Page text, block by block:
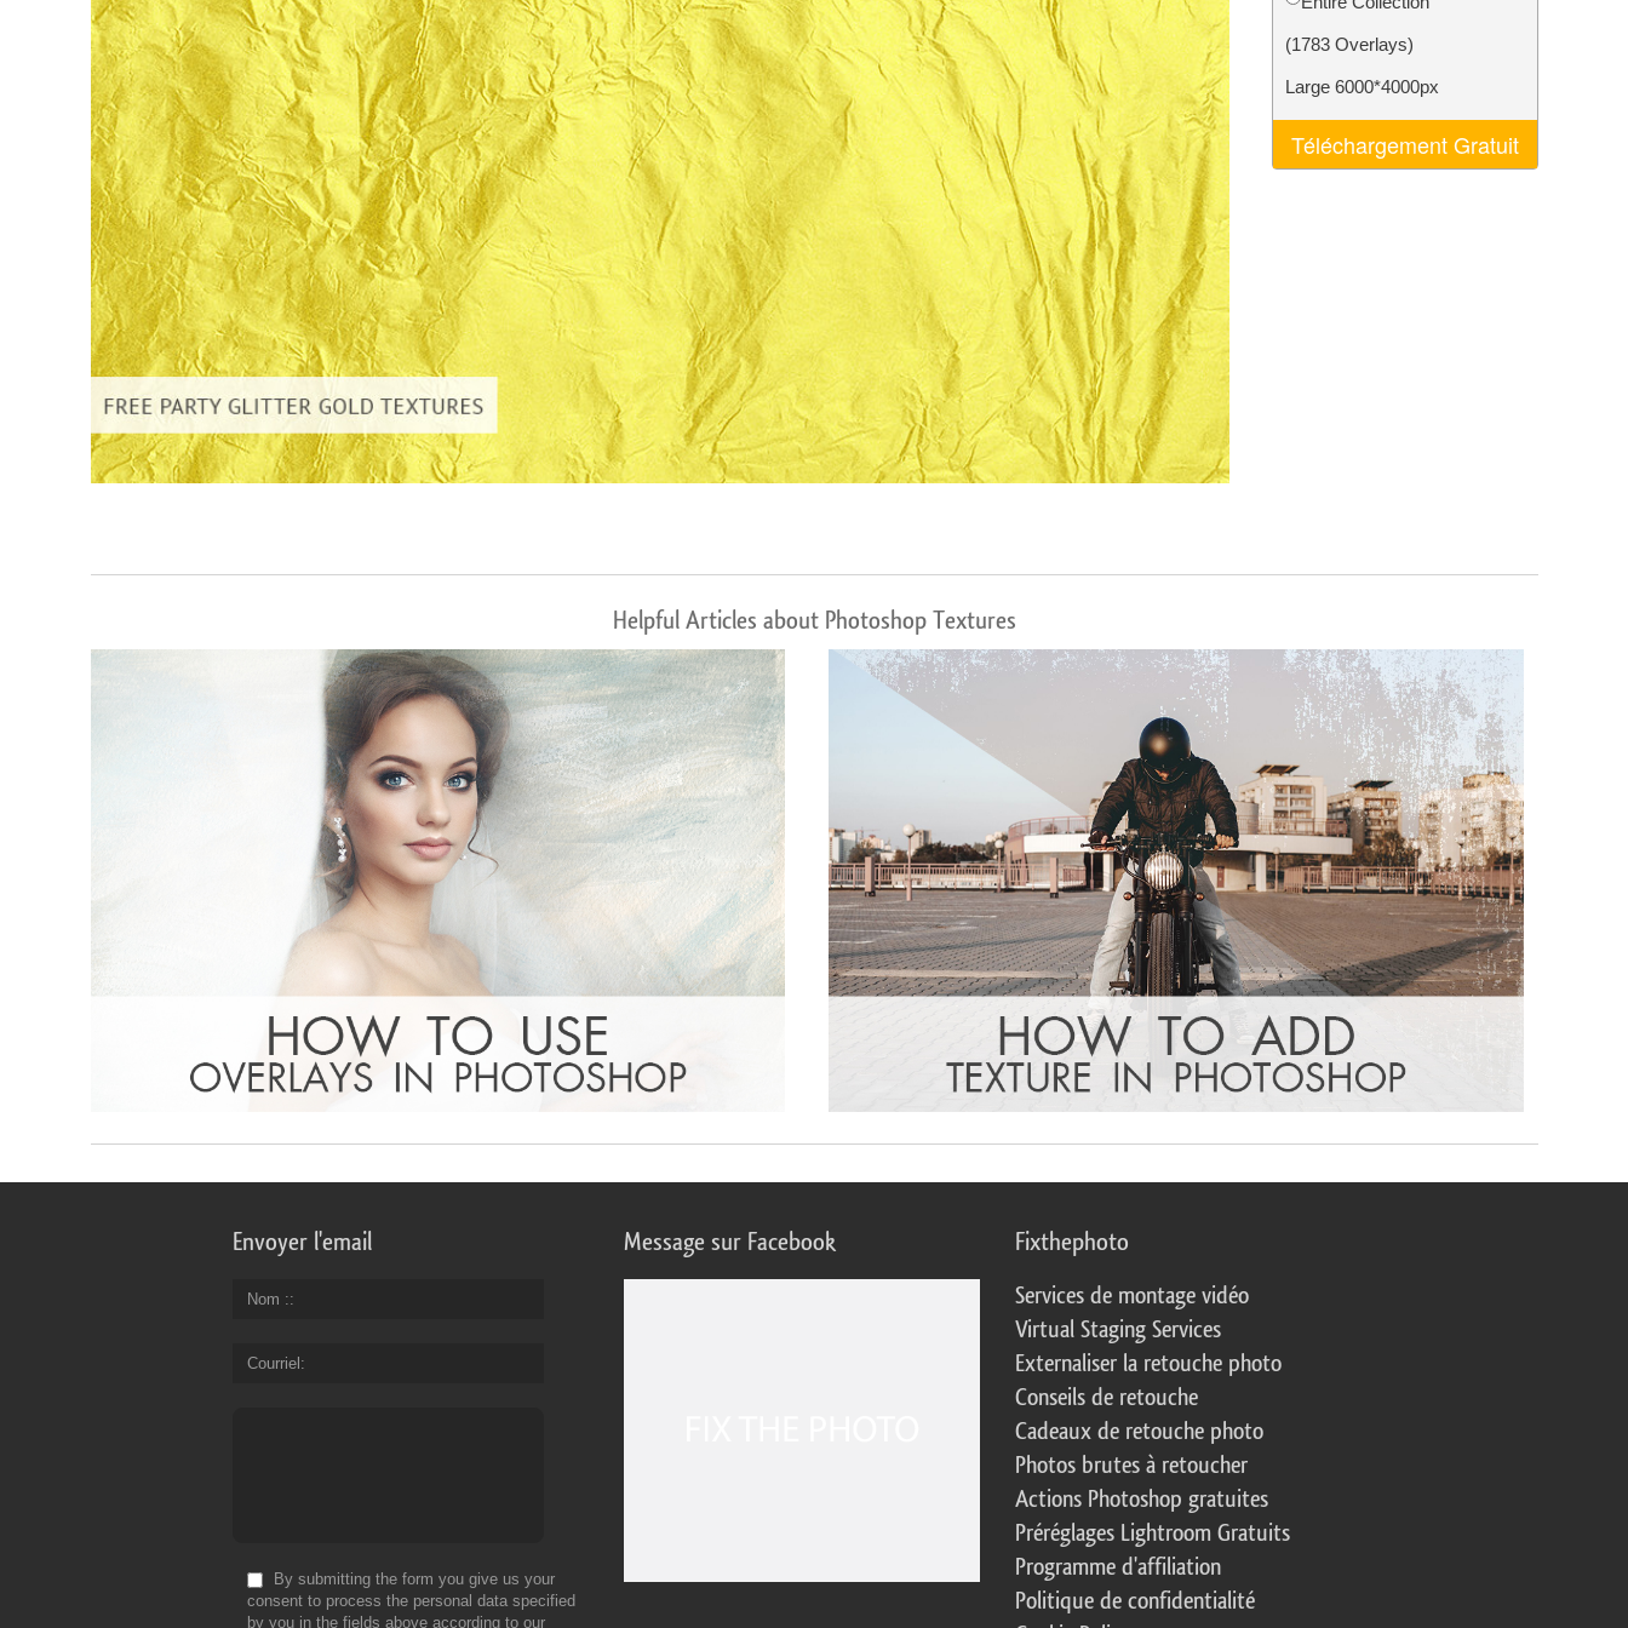
Services de retouche de produits Services de retouche de bijoux Données d'Entraînement IA Video Editing Services
(1783 Overlays)
Large 6000*4000px
Téléchargement Gratuit
Helpful Articles about Photoshop Textures
Envoyer l'email
Nom :
Courriel
By submitting the form you give us your
consent to process the personal data specified
by you in the fields above according to our
Message sur Facebook Fixthephoto
Services de montage vidéo
Virtual Staging Services
Externaliser la retouche photo
Conseils de retouche
Cadeaux de retouche photo
Photos brutes à retoucher
Actions Photoshop gratuites
Préréglages Lightroom Gratuits
Programme d'affiliation
Politique de confidentialité